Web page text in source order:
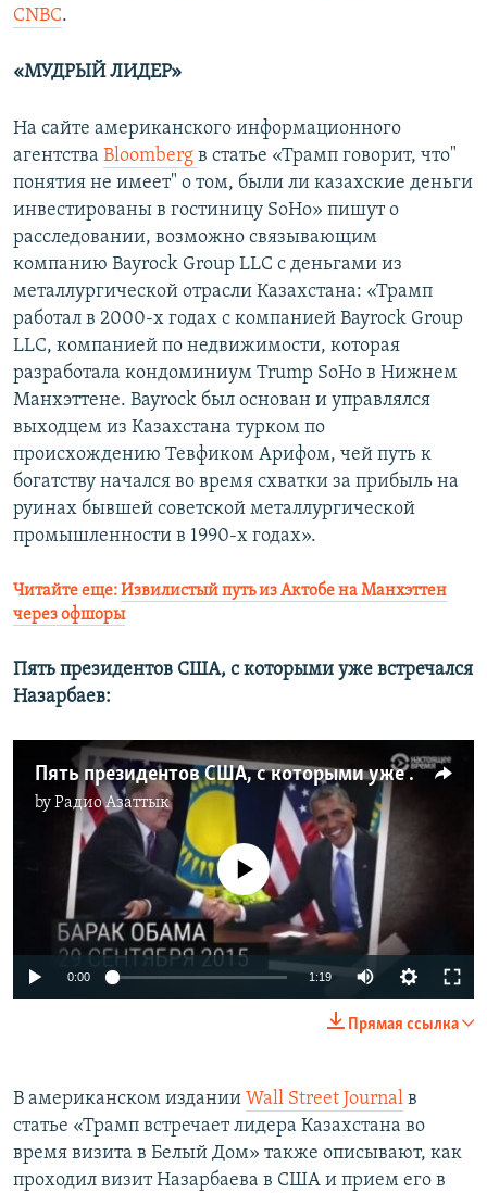
CNBC.
«МУДРЫЙ ЛИДЕР»
На сайте американского информационного
агентства Bloomberg в статье «Трамп говорит, что"
понятия не имеет" о том, были ли казахские деньги
инвестированы в гостиницу SoHo» пишут о
расследовании, возможно связывающим
компанию Bayrock Group LLC с деньгами из
металлургической отрасли Казахстана: «Трамп
работал в 2000-х годах с компанией Bayrock Group
LLC, компанией по недвижимости, которая
разработала кондоминиум Trump SoHo в Нижнем
Манхэттене. Bayrock был основан и управлялся
выходцем из Казахстана турком по
происхождению Тевфиком Арифом, чей путь к
богатству начался во время схватки за прибыль на
руинах бывшей советской металлургической
промышленности в 1990-х годах».
Читайте еще:Извилистый путь из Актобе на Манхэттен
через офшоры
Пять президентов США, с которыми уже встречался
Назарбаев:
Пять президентов США, с которыми уже встречался Назарбаев
byРадио Азаттык
No media source currently available
0:00 1:19
Прямая ссылка
В американском издании Wall Street Journal в
статье «Трамп встречает лидера Казахстана во
время визита в Белый Дом» также описывают, как
проходил визит Назарбаева в США и прием его в